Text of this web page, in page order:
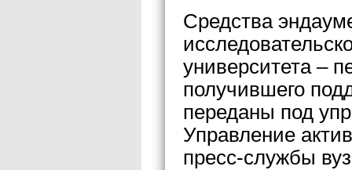
Средства
университета –
получившего
переданы под
Управление
пресс-службы